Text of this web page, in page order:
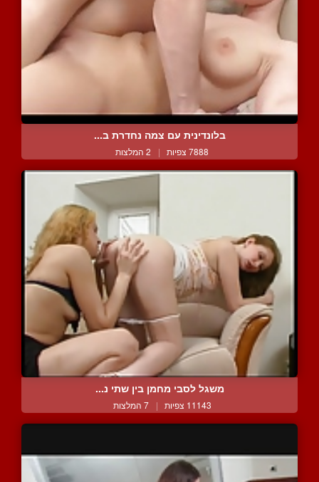
בלונדינית עם צמה נחדרת ב...
7888 צפיות | 2 המלצות
משגל לסבי מחמן בין שתי נ...
11143 צפיות | 7 המלצות